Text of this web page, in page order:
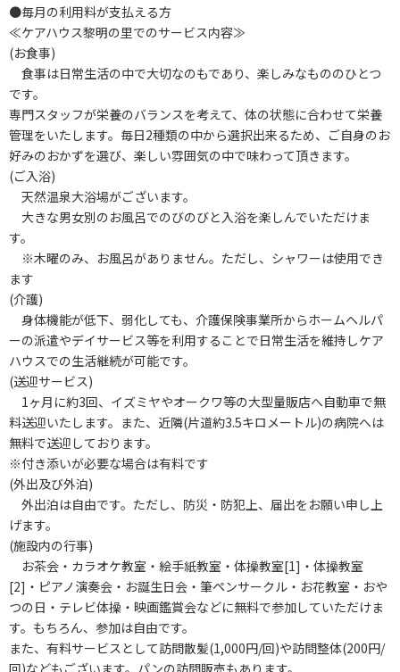
●毎月の利用料が支払える方
≪ケアハウス黎明の里でのサービス内容≫
(お食事)
食事は日常生活の中で大切なのもであり、楽しみなもののひとつ
です。
専門スタッフが栄養のバランスを考えて、体の状態に合わせて栄養
管理をいたします。毎日2種類の中から選択出来るため、ご自身のお
好みのおかずを選び、楽しい雰囲気の中で味わって頂きます。
(ご入浴)
天然温泉大浴場がございます。
大きな男女別のお風呂でのびのびと入浴を楽しんでいただけま
す。
※木曜のみ、お風呂がありません。ただし、シャワーは使用でき
ます
(介護)
身体機能が低下、弱化しても、介護保険事業所からホームヘルパ
ーの派遣やデイサービス等を利用することで日常生活を維持しケア
ハウスでの生活継続が可能です。
(送迎サービス)
1ヶ月に約3回、イズミヤやオークワ等の大型量販店へ自動車で無
料送迎いたします。また、近隣(片道約3.5キロメートル)の病院へは
無料で送迎しております。
※付き添いが必要な場合は有料です
(外出及び外泊)
外出泊は自由です。ただし、防災・防犯上、届出をお願い申し上
げます。
(施設内の行事)
お茶会・カラオケ教室・絵手紙教室・体操教室[1]・体操教室
[2]・ピアノ演奏会・お誕生日会・筆ペンサークル・お花教室・おや
つの日・テレビ体操・映画鑑賞会などに無料で参加していただけま
す。もちろん、参加は自由です。
また、有料サービスとして訪問散髪(1,000円/回)や訪問整体(200円/